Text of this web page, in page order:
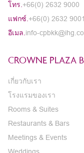
โทร. +66(0) 2632 9000
แฟกซ์. +66(0) 2632 9001
อีเมล. info-
CROWNE PLAZA
เกี่ยวกับเรา
โรงแรมของเรา
Rooms & Suites
Restaurants & Bars
Meetings & Events